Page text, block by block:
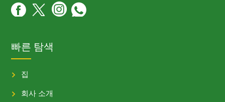
빠른 탐색
집
회사 소개